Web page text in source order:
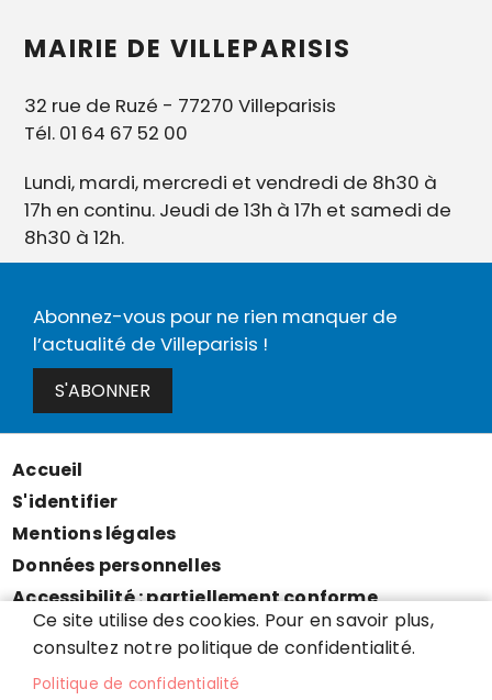
MAIRIE DE VILLEPARISIS
32 rue de Ruzé - 77270 Villeparisis
Tél. 01 64 67 52 00
Lundi, mardi, mercredi et vendredi de 8h30 à
17h en continu. Jeudi de 13h à 17h et samedi de
8h30 à 12h.
Abonnez-vous pour ne rien manquer de
l’actualité de Villeparisis !
S'ABONNER
Menu
Pied
de
page
Accueil
S'identifier
Mentions légales
Données personnelles
Accessibilité : partiellement conforme
Cookies
Contact
Presse
Ce site utilise des cookies. Pour en savoir plus,
consultez notre politique de confidentialité.
Politique de confidentialité